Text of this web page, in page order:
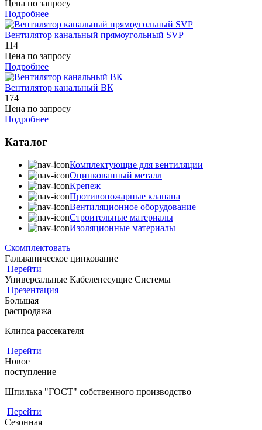
Цена по запросу
Подробнее
Вентилятор канальный прямоугольный SVP
114
Цена по запросу
Подробнее
Вентилятор канальный ВК
174
Цена по запросу
Подробнее
Каталог
Комплектующие для вентиляции
Оцинкованный металл
Крепеж
Противопожарные клапана
Вентиляционное оборудование
Строительные материалы
Изоляционные материалы
Скомплектовать
Гальваническое цинкование
Перейти
Универсальные Кабеленесущие Системы
Презентация
Большая
распродажа
Клипса рассекателя
Перейти
Новое
поступление
Шпилька "ГОСТ" собственного производство
Перейти
Сезонная